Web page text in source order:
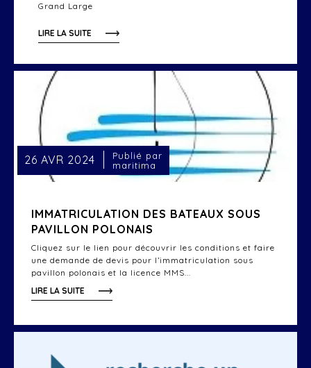
Grand Large
LIRE LA SUITE
26 AVR 2024
Publié par
maritima
IMMATRICULATION DES BATEAUX SOUS
PAVILLON POLONAIS
Cliquez sur le lien pour découvrir les conditions et faire
une demande de devis pour l’immatriculation sous
pavillon polonais et la licence MMS...
LIRE LA SUITE